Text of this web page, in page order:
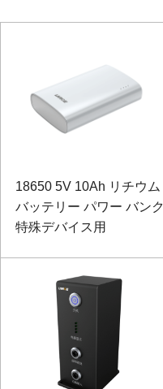
18650 5V 10Ah リチウム
バッテリー パワー バンク
特殊デバイス用